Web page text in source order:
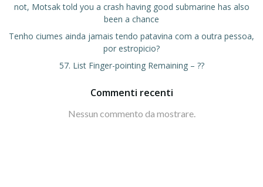
not, Motsak told you a crash having good submarine has also
been a chance
Tenho ciumes ainda jamais tendo patavina com a outra pessoa,
por estropicio?
57. List Finger-pointing Remaining – ??
Commenti recenti
Nessun commento da mostrare.